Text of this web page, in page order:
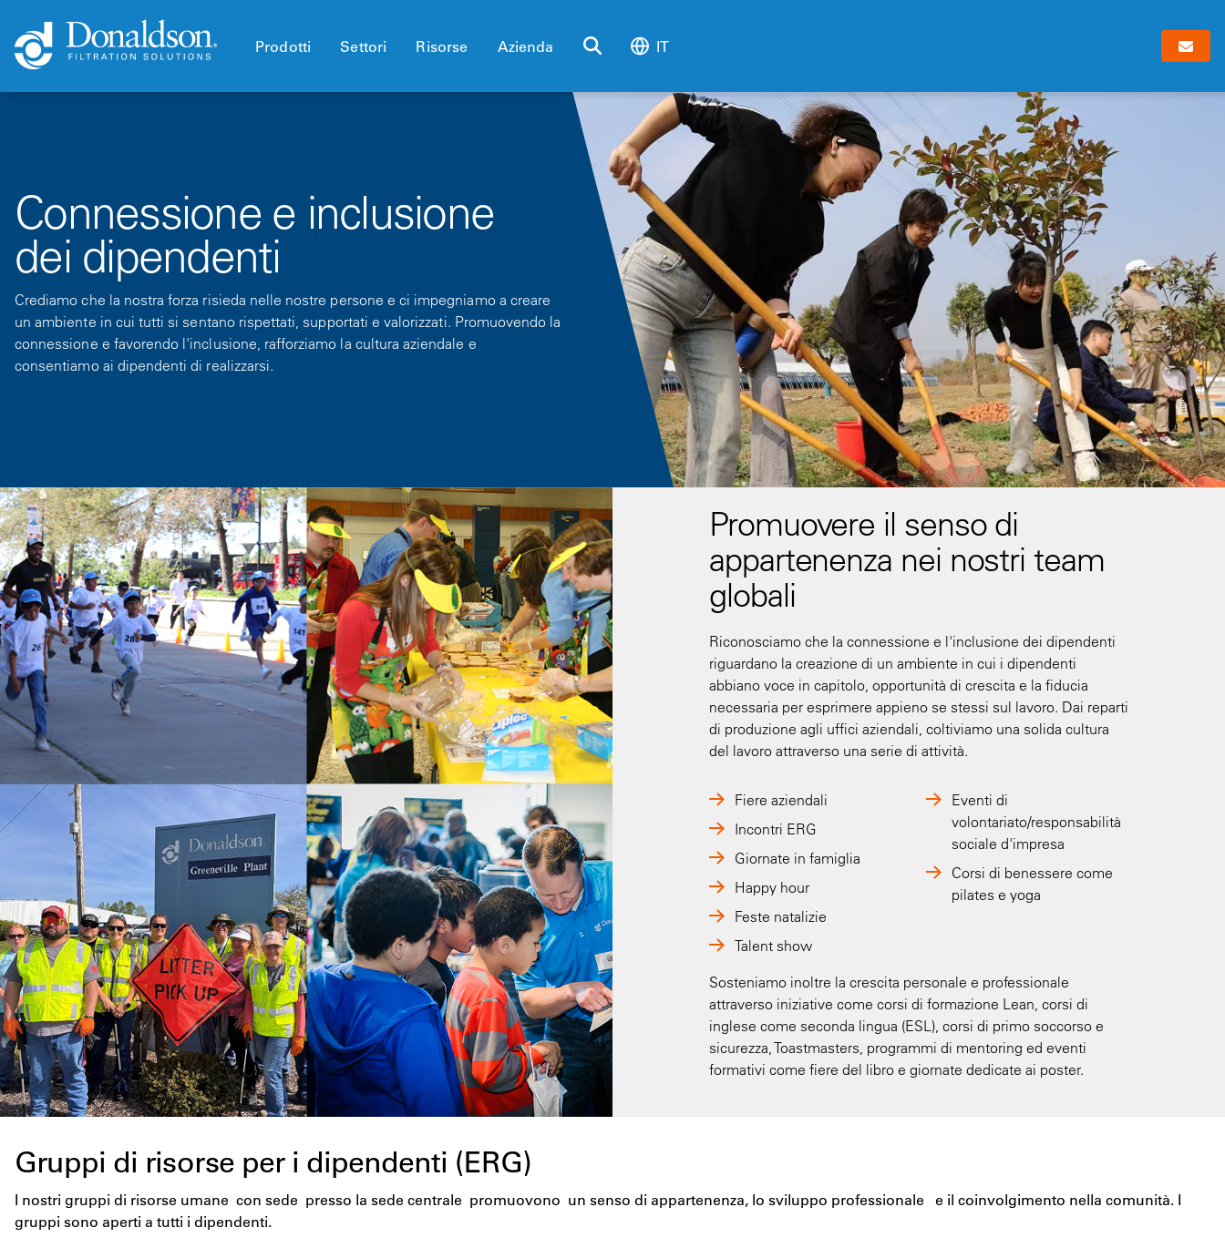
Prodotti Settori Risorse Azienda IT
Connessione e inclusione
dei dipendenti
Crediamo che la nostra forza risieda nelle nostre persone e ci impegniamo a creare
un ambiente in cui tutti si sentano rispettati, supportati e valorizzati. Promuovendo la
connessione e favorendo l'inclusione, rafforziamo la cultura aziendale e
consentiamo ai dipendenti di realizzarsi.
Promuovere il senso di
appartenenza nei nostri team
globali
Riconosciamo che la connessione e l'inclusione dei dipendenti
riguardano la creazione di un ambiente in cui i dipendenti
abbiano voce in capitolo, opportunità di crescita e la fiducia
necessaria per esprimere appieno se stessi sul lavoro. Dai reparti
di produzione agli uffici aziendali, coltiviamo una solida cultura
del lavoro attraverso una serie di attività.
Fiere aziendali
Incontri ERG
Giornate in famiglia
Happy hour
Feste natalizie
Talent show
Eventi di
volontariato/responsabilità
sociale d'impresa
Corsi di benessere come
pilates e yoga
Sosteniamo inoltre la crescita personale e professionale
attraverso iniziative come corsi di formazione Lean, corsi di
inglese come seconda lingua (ESL), corsi di primo soccorso e
sicurezza, Toastmasters, programmi di mentoring ed eventi
formativi come fiere del libro e giornate dedicate ai poster.
Gruppi di risorse per i dipendenti (ERG)
I nostri gruppi di risorse umane con sede presso la sede centrale promuovono un senso di appartenenza, lo sviluppo professionale e il coinvolgimento nella comunità. I
gruppi sono aperti a tutti i dipendenti.